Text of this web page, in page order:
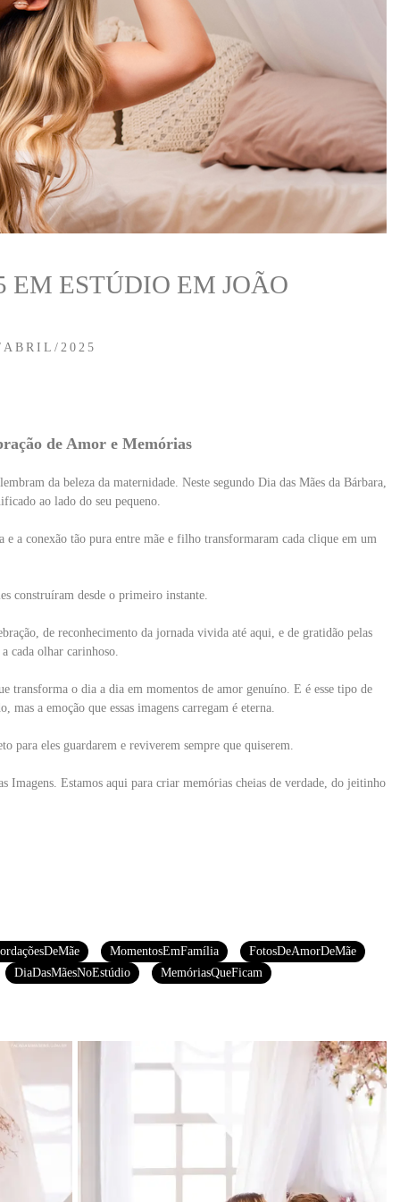
ABRIL/2025
EM ESTÚDIO EM JOÃO
de Amor e Memórias
da beleza da maternidade. Neste segundo Dia das Mães da Bárbara,
ao lado do seu pequeno.
a conexão tão pura entre mãe e filho transformaram cada clique em um
construíram desde o primeiro instante.
de reconhecimento da jornada vivida até aqui, e de gratidão pelas
cada olhar carinhoso.
transforma o dia a dia em momentos de amor genuíno. E é esse tipo de
a emoção que essas imagens carregam é eterna.
para eles guardarem e reviverem sempre que quiserem.
Imagens. Estamos aqui para criar memórias cheias de verdade, do jeitinho
MomentosEmFamília
FotosDeAmorDeMãe
DiaDasMãesNoEstúdio
MemóriasQueFicam